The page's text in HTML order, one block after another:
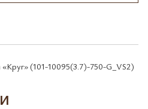
«Круг» (101-10095(3.7)-750-G_VS2)